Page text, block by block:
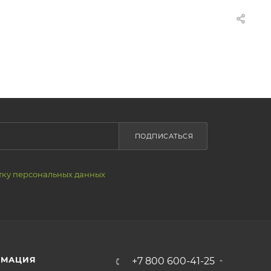
персональных данных
ПОДПИСАТЬСЯ
+7 800 600-41-25